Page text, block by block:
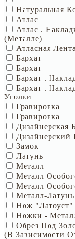
Натуральная
Атлас
Атлас .
(металле)
Атласная Лента
Бархат
Бархат
Бархат .
Бархат .
Уголки
Гравировка
Гравировка
Дизайнерская
Дизайнерский
Замок
Латунь
Металл
Металл
Металл
Металл-Латунь
Нож "латоуст"
Ножки -
Обрез Под
(В Зависимости